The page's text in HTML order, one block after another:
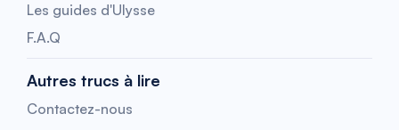
Les guides d'Ulysse
F.A.Q
Autres trucs à lire
Contactez-nous